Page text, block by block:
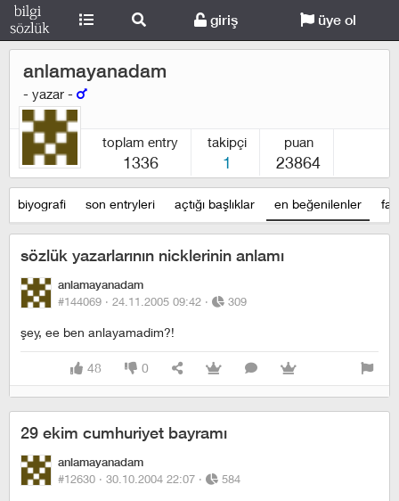
giriş üye ol
anlamayanadam
- yazar -
toplam entry
1336
takipçi
1
puan
23864
biyografi son entryleri açtığı başlıklar en beğenilenler
sözlük yazarlarının nicklerinin anlamı
anlamayanadam
#144069 · 24.11.2005 09:42 · 309
şey, ee ben anlayamadim?!
48 0
29 ekim cumhuriyet bayramı
anlamayanadam
#12630 · 30.10.2004 22:07 · 584